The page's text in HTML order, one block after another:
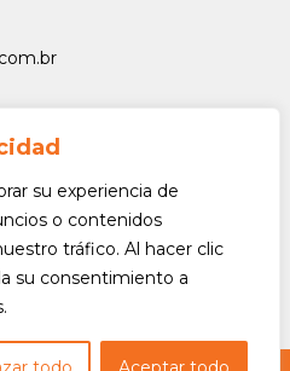
su experiencia de
o contenidos
tráfico. Al hacer clic
su consentimiento a
Reembolso